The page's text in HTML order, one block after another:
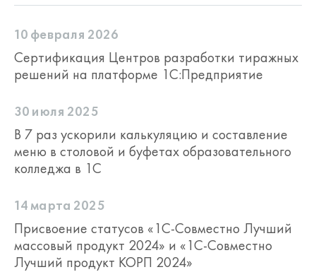
10 февраля 2026
Сертификация Центров разработки тиражных
решений на платформе 1С:Предприятие
30 июля 2025
В 7 раз ускорили калькуляцию и составление
меню в столовой и буфетах образовательного
колледжа в 1С
14 марта 2025
Присвоение статусов «1С-Совместно Лучший
массовый продукт 2024» и «1С-Совместно
Лучший продукт КОРП 2024»